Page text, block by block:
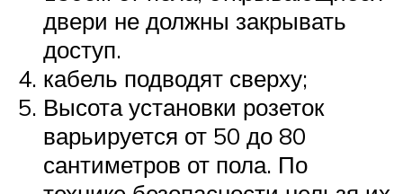
двери не должны закрывать
доступ.
кабель подводят сверху;
Высота установки розеток
варьируется от 50 до 80
сантиметров от пола. По